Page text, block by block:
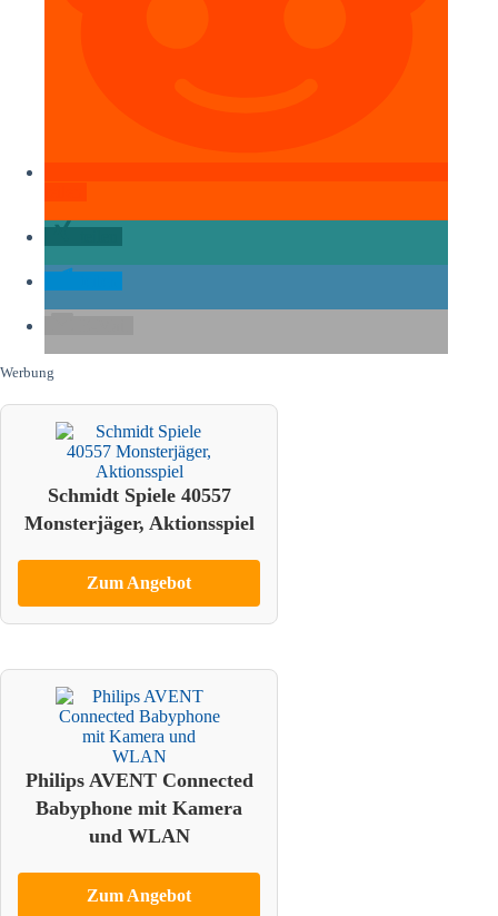
Werbung
Schmidt Spiele 40557
Monsterjäger, Aktionsspiel
Zum Angebot
Philips AVENT Connected
Babyphone mit Kamera
und WLAN
Zum Angebot